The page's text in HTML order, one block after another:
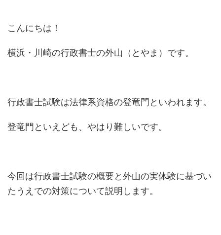
こんにちは！
横浜・川崎の行政書士の外山（とやま）です。
行政書士試験は法律系資格の登竜門といわれます。
登竜門といえども、やはり難しいです。
今回は行政書士試験の概要と外山の実体験に基づい
たうえでの対策について説明します。